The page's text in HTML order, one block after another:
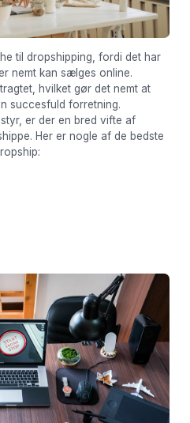
til dropshipping, fordi det har
nemt kan sælges online.
hvilket gør det nemt at
succesfuld forretning.
er der en bred vifte af
Her er nogle af de bedste